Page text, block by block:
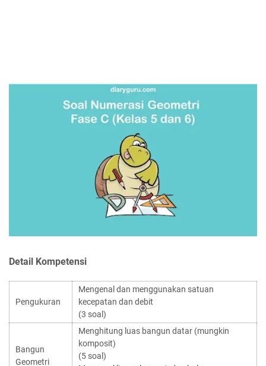
Detail Kompetensi
Pengukuran
Mengenal dan menggunakan satuan
kecepatan dan debit
(3 soal)
Bangun
Geometri
Menghitung luas bangun datar (mungkin
komposit)
(5 soal)